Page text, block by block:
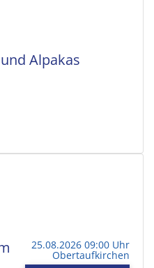
Alpakas
25.08.2026 09:00 Uhr
Obertaufkirchen